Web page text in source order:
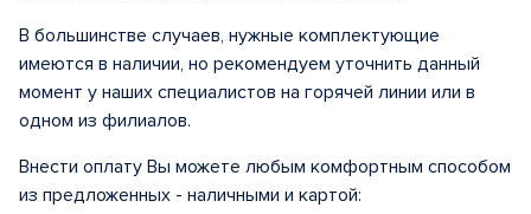
В большинстве случаев, нужные комплектующие
имеются в наличии, но рекомендуем уточнить данный
момент у наших специалистов на горячей линии или в
одном из филиалов.
Внести оплату Вы можете любым комфортным способом
из предложенных - наличными и картой: